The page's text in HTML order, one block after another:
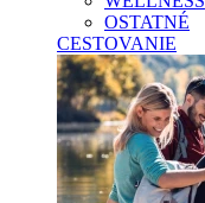
OSTATNÉ
CESTOVANIE